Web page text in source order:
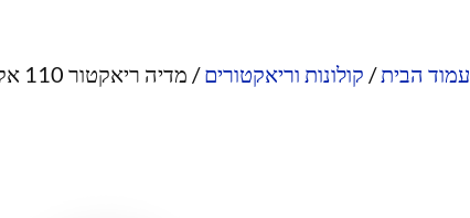
עמוד הבית/ קולונות וריאקטורים/ מדיה ריאקטור 110 אקווה פורסט פורסט